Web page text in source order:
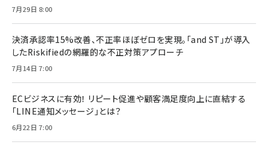
7月29日 8:00
決済承認率15%改善、不正率ほぼゼロを実現。「and ST」が導入
したRiskifiedの網羅的な不正対策アプローチ
7月14日 7:00
ECビジネスに有効！ リピート促進や顧客満足度向上に直結する
「LINE通知メッセージ」とは？
6月22日 7:00